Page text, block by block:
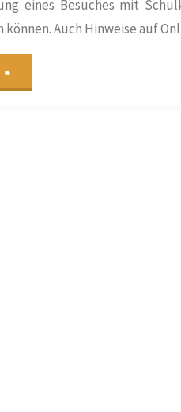
Besatzungszone
eines Besuches mit
Auch Hinweise auf